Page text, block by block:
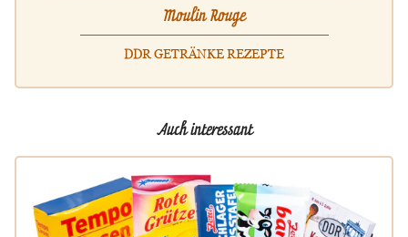
Moulin Rouge
DDR GETRÄNKE REZEPTE
Auch interessant